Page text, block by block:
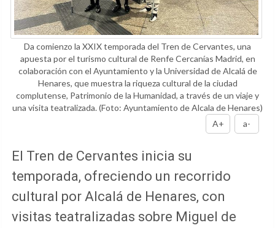
Da comienzo la XXIX temporada del Tren de Cervantes, una
apuesta por el turismo cultural de Renfe Cercanías Madrid, en
colaboración con el Ayuntamiento y la Universidad de Alcalá de
Henares, que muestra la riqueza cultural de la ciudad
complutense, Patrimonio de la Humanidad, a través de un viaje y
una visita teatralizada.(Foto: Ayuntamiento de Alcala de Henares)
A+
a-
El Tren de Cervantes inicia su
temporada, ofreciendo un recorrido
cultural por Alcalá de Henares, con
visitas teatralizadas sobre Miguel de